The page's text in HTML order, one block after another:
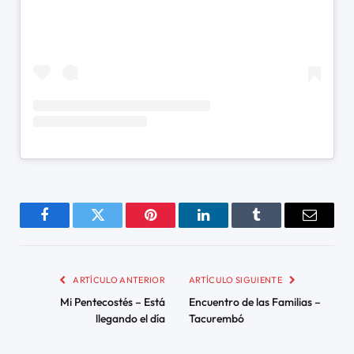
FacebookTwitter Pinterest LinkedInTumblr Email
ARTÍCULO ANTERIOR
Mi Pentecostés – Está
llegando el día
ARTÍCULO SIGUIENTE
Encuentro de las Familias –
Tacurembó